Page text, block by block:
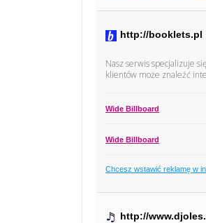
http://booklets.pl
Nasz serwis specjalizuje
klientów może znaleźć
Wide Billboard
Wide Billboard
Chcesz wstawić reklamę w
http://